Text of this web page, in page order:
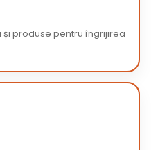
produse pentru îngrijirea